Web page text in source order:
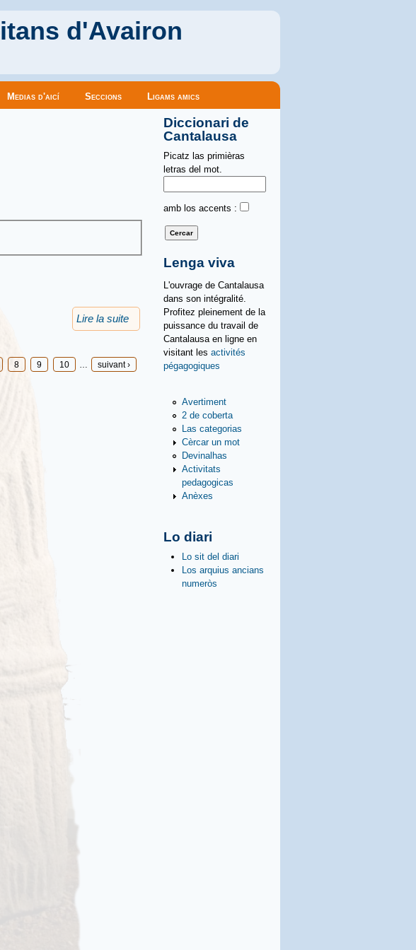
d'Avairon
Medias d'aicí Seccions Ligams amics
Lire la suite de Recèrca per categorias
8 9 10
suivant ›
Diccionari de
Cantalausa
Picatz las primièras
letras del mot.
amb los accents :
Lenga viva
L'ouvrage de Cantalausa
dans son intégralité.
Profitez pleinement de la
puissance du travail de
Cantalausa en ligne en
visitant les activités
pégagogiques
Avertiment
2 de coberta
Las categorias
Cèrcar un mot
Devinalhas
Activitats
pedagogicas
Anèxes
Lo diari
Lo sit del diari
Los arquius ancians
numeròs